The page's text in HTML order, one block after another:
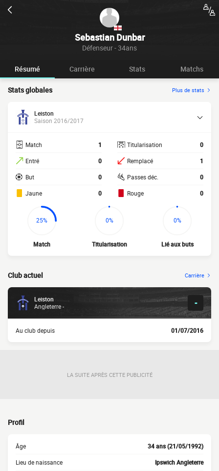
Sebastian Dunbar
Défenseur - 34ans
Résumé Carrière Stats Matchs
Stats globales Plus de stats
Leiston
Saison 2016/2017
Match 1
Entré 0
But 0
Jaune 0
Titularisation 0
Remplacé 1
Passes déc. 0
Rouge 0
25%
Match
0%
Titularisation
0%
Lié aux buts
Club actuel Carrière
Leiston
Angleterre -
-
Au club depuis 01/07/2016
LA SUITE APRÈS CETTE PUBLICITÉ
Profil
Âge 34 ans (21/05/1992)
Lieu de naissance Ipswich Angleterre